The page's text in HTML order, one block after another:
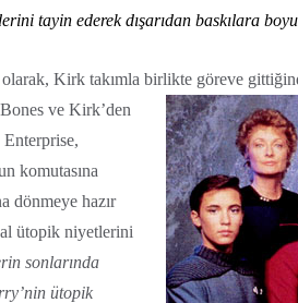
tayin ederek dışarıdan baskılara
olarak, Kirk takımla birlikte göreve
ve Kirk’den
komutasına
dönmeye hazır
ütopik niyetlerini
sonlarında
ütopik